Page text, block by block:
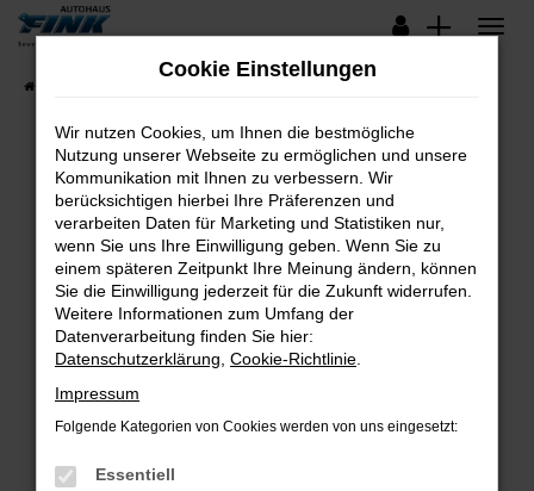
Zum
springen
Lagerfahrzeuge
Fehler: Network Error
Beim Laden ist ein Fehler aufgetreten.
Hier sind ein paar Tipps, die dir helfen können:
Überprüfe deine Firewall und deine
Internetverbindung.
Laden andere Webseiten, zum Beispiel deine
Suchmaschine?
Prüfe deine Browsererweiterungen.
können das Laden bestimmter Seiten
Cookie Einstellungen
Wir nutzen Cookies, um Ihnen die bestmögliche
Nutzung unserer Webseite zu ermöglichen und unsere
Kommunikation mit Ihnen zu verbessern. Wir
berücksichtigen hierbei Ihre Präferenzen und
verarbeiten Daten für Marketing und Statistiken nur,
wenn Sie uns Ihre Einwilligung geben. Wenn Sie zu
einem späteren Zeitpunkt Ihre Meinung ändern, können
Sie die Einwilligung jederzeit für die Zukunft widerrufen.
Weitere Informationen zum Umfang der
Datenverarbeitung finden Sie hier:
Datenschutzerklärung Cookie-Richtlinie
Impressum
Folgende Kategorien von Cookies werden von uns eingesetzt:
Essentiell